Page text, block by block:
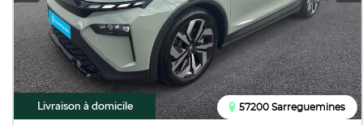
Livraison à domicile 57200 Sarreguemines